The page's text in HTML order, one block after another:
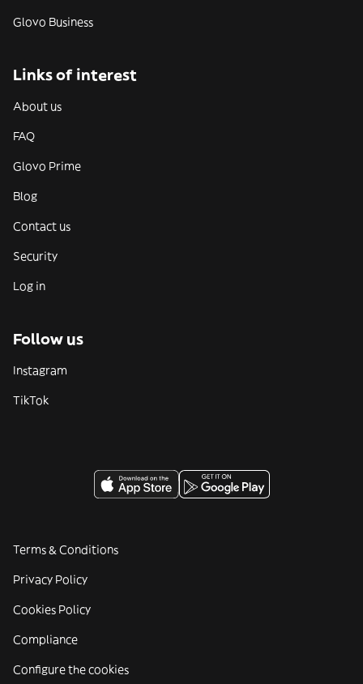
Glovo Business
Links of interest
About us
FAQ
Glovo Prime
Blog
Contact us
Security
Log in
Follow us
Instagram
TikTok
Terms & Conditions
Privacy Policy
Cookies Policy
Compliance
Configure the cookies